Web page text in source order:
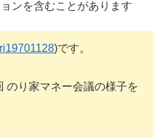
ンを含むことがあります
)です。
のり家マネー会議の様子を